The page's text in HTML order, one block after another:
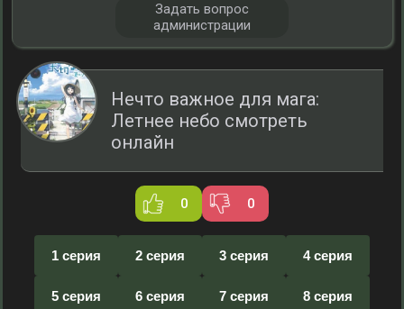
Нечто важное для мага:
Летнее небо смотреть
онлайн
0 0
1 серия 2 серия 3 серия 4 серия
5 серия 6 серия 7 серия 8 серия
Задать вопрос
администрации